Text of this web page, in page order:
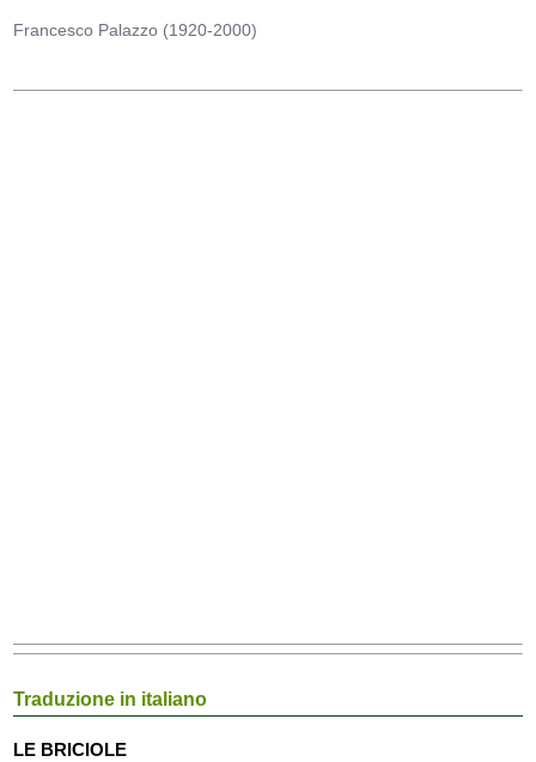
Francesco Palazzo (1920-2000)
Traduzione in italiano
LE BRICIOLE